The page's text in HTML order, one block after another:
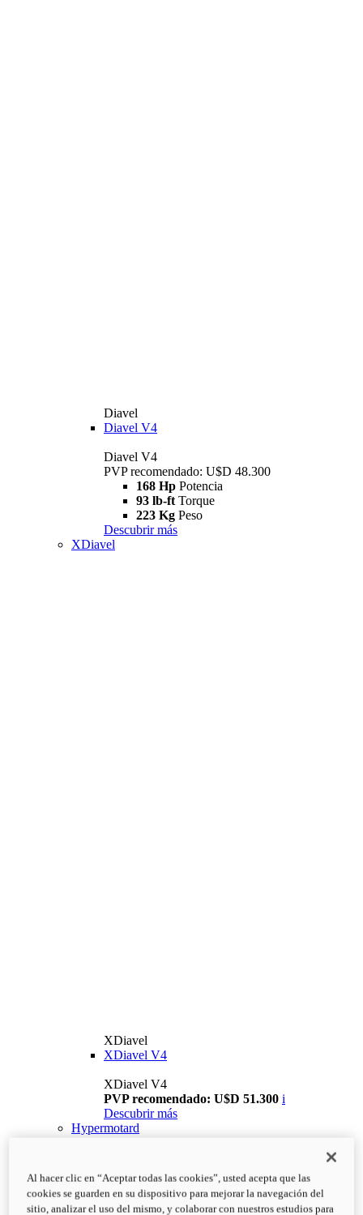
Diavel
Diavel V4
Diavel V4
PVP recomendado: U$D 48.300
168 Hp Potencia
93 lb-ft Torque
223 Kg Peso
Descubrir más
XDiavel
XDiavel
XDiavel V4
XDiavel V4
PVP recomendado: U$D 51.300 i
Descubrir más
Hypermotard
Al hacer clic en “Aceptar todas las cookies”, usted acepta que las
cookies se guarden en su dispositivo para mejorar la navegación del
sitio, analizar el uso del mismo, y colaborar con nuestros estudios para